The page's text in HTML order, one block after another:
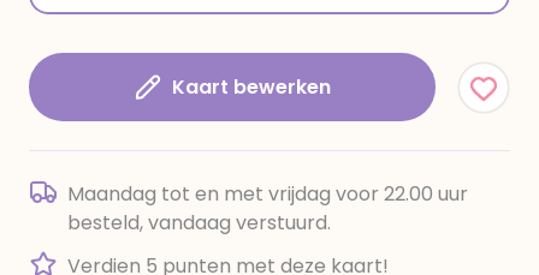
Kaart bewerken
Maandag tot en met vrijdag voor 22.00 uur
besteld, vandaag verstuurd.
Verdien 5 punten met deze kaart!